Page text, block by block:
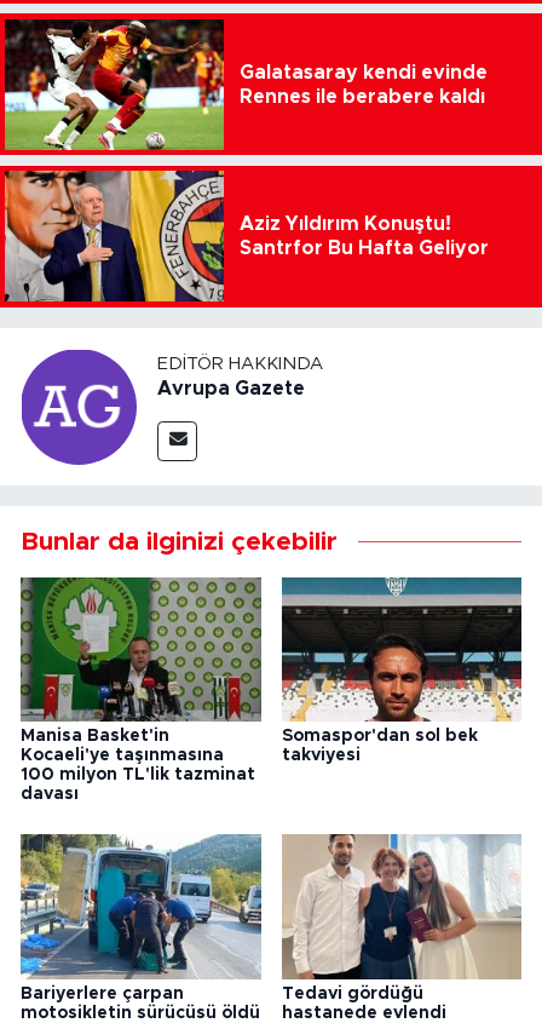
Galatasaray kendi evinde
Rennes ile berabere kaldı
Aziz Yıldırım Konuştu!
Santrfor Bu Hafta Geliyor
EDITÖR HAKKINDA
Avrupa Gazete
Bunlar da ilginizi çekebilir
Manisa Basket'in
Kocaeli'ye taşınmasına
100 milyon TL'lik tazminat
davası
Somaspor'dan sol bek
takviyesi
Bariyerlere çarpan
motosikletin sürücüsü öldü
Tedavi gördüğü
hastanede evlendi